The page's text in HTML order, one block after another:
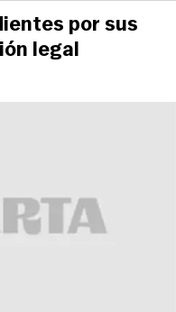
por sus
legal